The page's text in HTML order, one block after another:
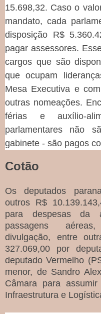
15.698,32. Caso o
mandato, cada
disposição R$
pagar assessores.
cargos que são
que ocupam
Mesa Executiva e
outras nomeações.
férias e auxílio-
parlamentares não
gabinete - são pagos
Cotão
Os deputados
outros R$
para despesas da
passagens
divulgação, entre
327.069,00 por
deputado Vermelho
menor, de Sandro
Câmara para
Infraestrutura e